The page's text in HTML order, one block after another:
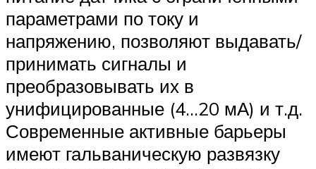
параметрами по току и
напряжению, позволяют выдавать/
принимать сигналы и
преобразовывать их в
унифицированные (4…20 мА) и т.д.
Современные активные барьеры
имеют гальваническую развязку